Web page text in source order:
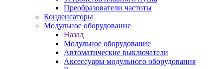
Преобразователи частоты
Конденсаторы
Модульное оборудование
Назад
Модульное оборудование
Автоматические выключатели
Аксессуары модульного оборудования